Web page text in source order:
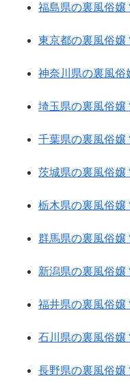
福島県の裏風俗嬢
東京都の裏風俗嬢
神奈川県の裏風俗
埼玉県の裏風俗嬢
千葉県の裏風俗嬢
茨城県の裏風俗嬢
栃木県の裏風俗嬢
群馬県の裏風俗嬢
新潟県の裏風俗嬢
福井県の裏風俗嬢
石川県の裏風俗嬢
長野県の裏風俗嬢